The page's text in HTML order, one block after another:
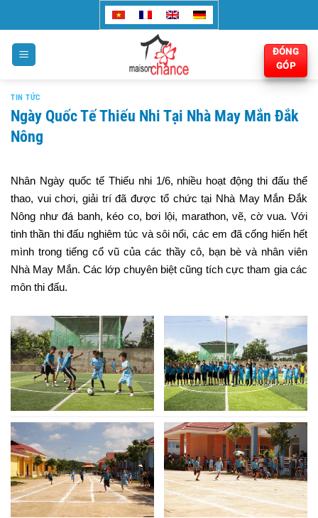
nội
dung
ĐÓNG
GÓP
TIN TỨC
Ngày Quốc Tế Thiếu Nhi Tại Nhà May Mắn Đắk
Nông
Nhân Ngày quốc tế Thiếu nhi 1/6, nhiều hoạt động thi đấu thể
thao, vui chơi, giải trí đã được tổ chức tại Nhà May Mắn Đắk
Nông như đá banh, kéo co, bơi lội, marathon, vẽ, cờ vua. Với
tinh thần thi đấu nghiêm túc và sôi nổi, các em đã cống hiến hết
mình trong tiếng cổ vũ của các thầy cô, bạn bè và nhân viên
Nhà May Mắn. Các lớp chuyên biệt cũng tích cực tham gia các
môn thi đấu.